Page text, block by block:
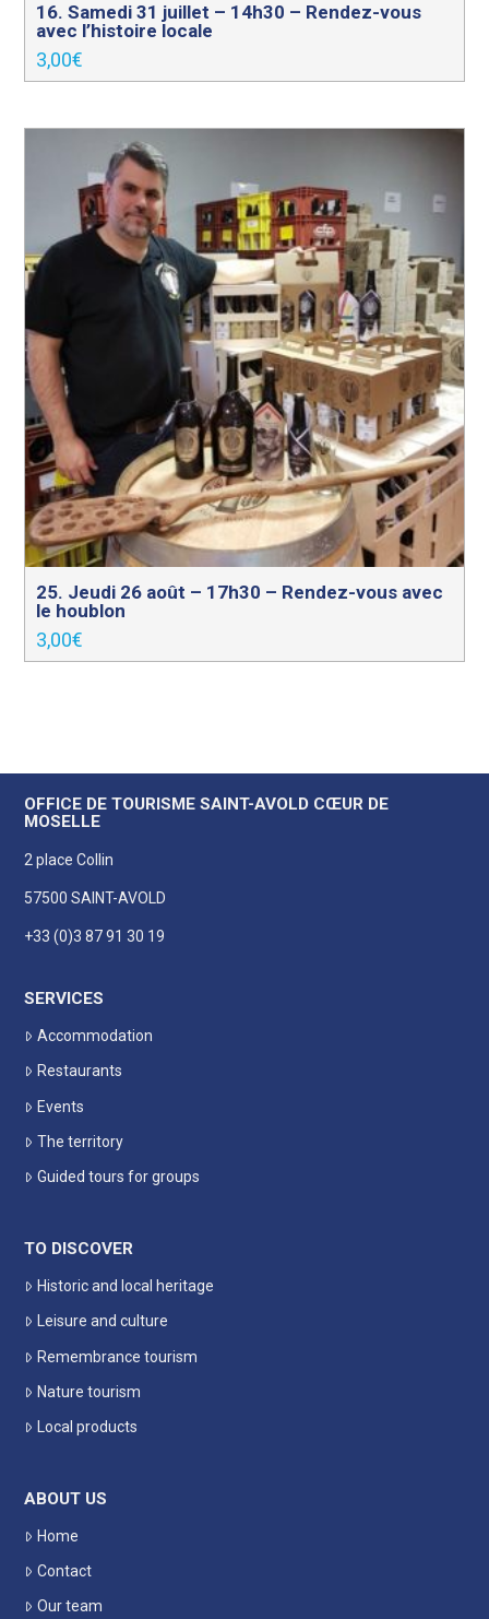
16. Samedi 31 juillet – 14h30 – Rendez-vous
avec l’histoire locale
3,00€
25. Jeudi 26 août – 17h30 – Rendez-vous avec
le houblon
3,00€
OFFICE DE TOURISME SAINT-AVOLD CŒUR DE
MOSELLE
2 place Collin
57500 SAINT-AVOLD
+33 (0)3 87 91 30 19
SERVICES
Accommodation
Restaurants
Events
The territory
Guided tours for groups
TO DISCOVER
Historic and local heritage
Leisure and culture
Remembrance tourism
Nature tourism
Local products
ABOUT US
Home
Contact
Our team